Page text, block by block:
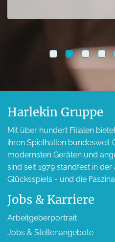
Harlekin Gruppe
Mit über hundert Filialen
ihren Spielhallen bundesweit
modernsten Geräten und
sind seit 1979 standfest in
Glücksspiels - und die
Jobs & Karriere
Arbeitgeber­portrait
Jobs & Stellen­angebote